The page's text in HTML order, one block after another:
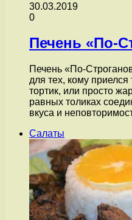
30.03.2019
0
Печень «По-
Печень «По-
для тех, кому
тортик, или просто
равных толиках
вкуса и
Салаты